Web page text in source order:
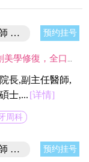
副主任醫師 醫院院長/碩士 预约挂号
作。熟練處理牙周病及牙體缺失、四環素、氟斑牙的全口美學修復工作，對於顯微治療有深入研究，具有豐富的口腔全科診療經驗。
長,副主任醫師,
士,... [详情]
周科
副主任醫師 口腔醫學碩士 预约挂号